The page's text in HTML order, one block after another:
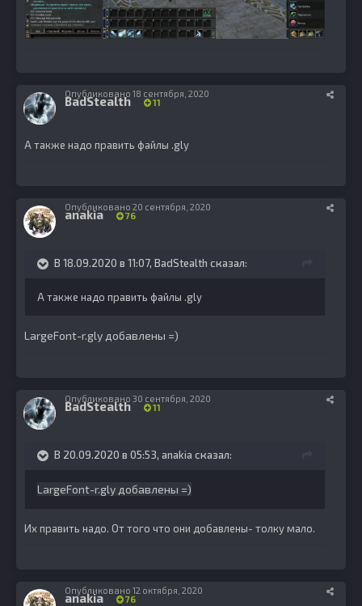
BadStealth 11
Опубликовано 18 сентября, 2020
А также надо править файлы .gly
anakia 76
Опубликовано 20 сентября, 2020
В 18.09.2020 в 11:07, BadStealth сказал:
А также надо править файлы .gly
LargeFont-r.gly добавлены =)
BadStealth 11
Опубликовано 30 сентября, 2020
В 20.09.2020 в 05:53, anakia сказал:
LargeFont-r.gly добавлены =)
Их править надо. От того что они добавлены- толку мало.
anakia 76
Опубликовано 12 октября, 2020